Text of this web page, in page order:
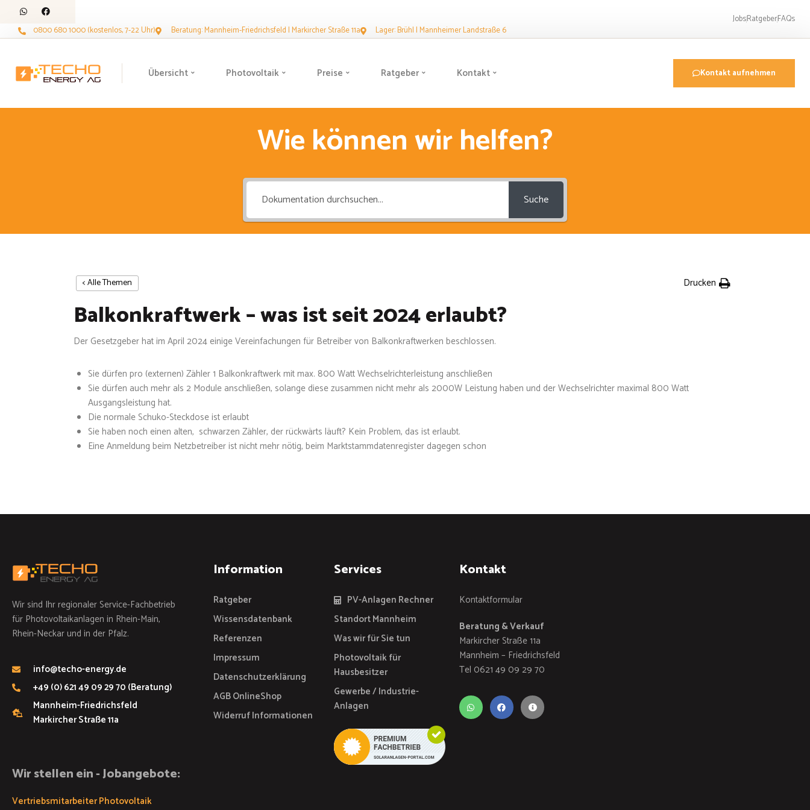
0800 680 1000 (kostenlos, 7-22 Uhr) Beratung: Mannheim-Friedrichsfeld | Markircher Straße 11a Lager: Brühl | Mannheimer Landstraße 6
JobsRatgeberFAQs
Übersicht Photovoltaik Preise Ratgeber Kontakt Kontakt aufnehmen
Wie können wir helfen?
Suche
< Alle Themen Drucken
Balkonkraftwerk – was ist seit 2024 erlaubt?
Der Gesetzgeber hat im April 2024 einige Vereinfachungen für Betreiber von Balkonkraftwerken beschlossen.
Sie dürfen pro (externen) Zähler 1 Balkonkraftwerk mit max. 800 Watt Wechselrichterleistung anschließen
Sie dürfen auch mehr als 2 Module anschließen, solange diese zusammen nicht mehr als 2000W Leistung haben und der Wechselrichter maximal 800 Watt
Ausgangsleistung hat.
Die normale Schuko-Steckdose ist erlaubt
Sie haben noch einen alten, schwarzen Zähler, der rückwärts läuft? Kein Problem, das ist erlaubt.
Eine Anmeldung beim Netzbetreiber ist nicht mehr nötig, beim Marktstammdatenregister dagegen schon
Wir sind Ihr regionaler Service-Fachbetrieb
für Photovoltaikanlagen in Rhein-Main,
Rhein-Neckar und in der Pfalz.
info@techo-energy.de
+49 (0) 621 49 09 29 70 (Beratung)
Mannheim-Friedrichsfeld
Markircher Straße 11a
Wir stellen ein - Jobangebote:
Vertriebsmitarbeiter Photovoltaik
Information
Ratgeber
Wissensdatenbank
Referenzen
Impressum
Datenschutzerklärung
AGB OnlineShop
Widerruf Informationen
Services
PV-Anlagen Rechner
Standort Mannheim
Was wir für Sie tun
Photovoltaik für
Hausbesitzer
Gewerbe / Industrie-
Anlagen
Kontakt
Kontaktformular
Beratung & Verkauf
Markircher Straße 11a
Mannheim – Friedrichsfeld
Tel 0621 49 09 29 70